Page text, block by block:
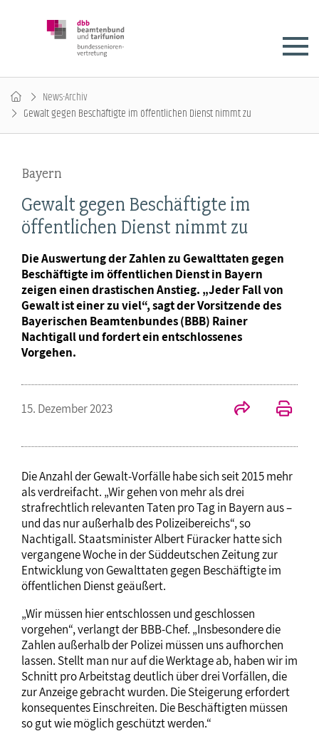
News-Archiv
Gewalt gegen Beschäftigte im öffentlichen Dienst nimmt zu
Bayern
Gewalt gegen Beschäftigte im
öffentlichen Dienst nimmt zu
Die Auswertung der Zahlen zu Gewalttaten gegen
Beschäftigte im öffentlichen Dienst in Bayern
zeigen einen drastischen Anstieg. „Jeder Fall von
Gewalt ist einer zu viel“, sagt der Vorsitzende des
Bayerischen Beamtenbundes (BBB) Rainer
Nachtigall und fordert ein entschlossenes
Vorgehen.
15. Dezember 2023
Die Anzahl der Gewalt-Vorfälle habe sich seit 2015 mehr
als verdreifacht. „Wir gehen von mehr als drei
strafrechtlich relevanten Taten pro Tag in Bayern aus –
und das nur außerhalb des Polizeibereichs“, so
Nachtigall. Staatsminister Albert Füracker hatte sich
vergangene Woche in der Süddeutschen Zeitung zur
Entwicklung von Gewalttaten gegen Beschäftigte im
öffentlichen Dienst geäußert.
„Wir müssen hier entschlossen und geschlossen
vorgehen“, verlangt der BBB-Chef. „Insbesondere die
Zahlen außerhalb der Polizei müssen uns aufhorchen
lassen. Stellt man nur auf die Werktage ab, haben wir im
Schnitt pro Arbeitstag deutlich über drei Vorfällen, die
zur Anzeige gebracht wurden. Die Steigerung erfordert
konsequentes Einschreiten. Die Beschäftigten müssen
so gut wie möglich geschützt werden.“